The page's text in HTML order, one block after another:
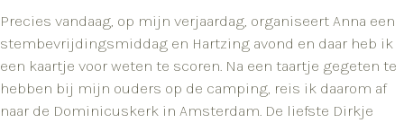
Precies vandaag, op mijn verjaardag, organiseert Anna een
stembevrijdingsmiddag en Hartzing avond en daar heb ik
een kaartje voor weten te scoren. Na een taartje gegeten te
hebben bij mijn ouders op de camping, reis ik daarom af
naar de Dominicuskerk in Amsterdam. De liefste Dirkje